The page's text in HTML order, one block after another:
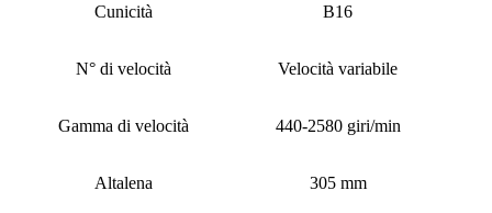
Cunicità B16
N° di velocità Velocità variabile
Gamma di velocità 440-2580 giri/min
Altalena 305 mm